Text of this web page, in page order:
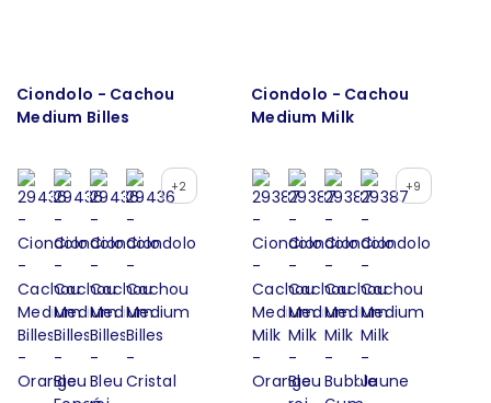
Ciondolo - Cachou
Medium Billes
+2
Ciondolo - Cachou
Medium Milk
+9